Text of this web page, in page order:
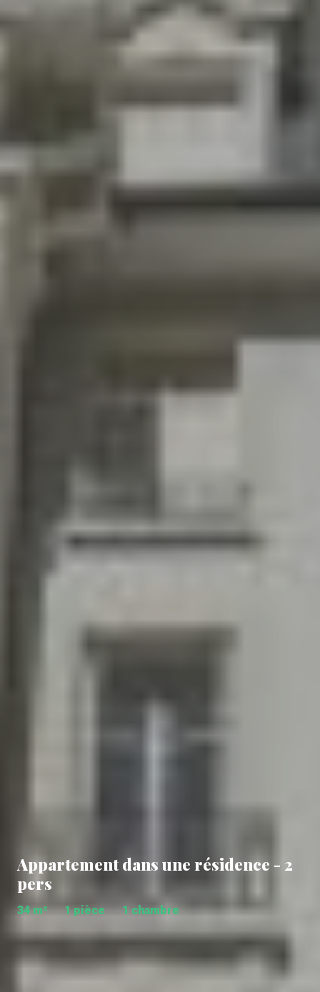
Appartement dans une résidence - 2
pers
34 m² 1 pièce 1 chambre